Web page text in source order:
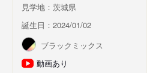
見学地：茨城県
誕生日：2024/01/02
ブラックミックス
動画あり